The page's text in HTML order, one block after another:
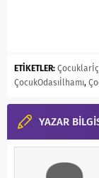
ETİKETLER:
ÇocukOdasıİlhamı,
YAZAR